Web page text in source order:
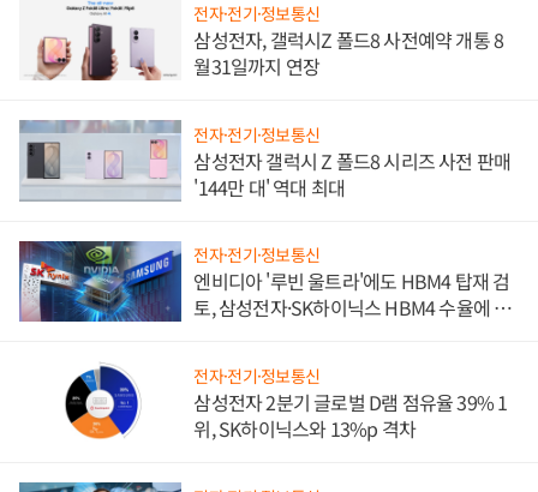
전자·전기·정보통신
삼성전자, 갤럭시Z 폴드8 사전예약 개통 8
월31일까지 연장
전자·전기·정보통신
삼성전자 갤럭시 Z 폴드8 시리즈 사전 판매
'144만 대' 역대 최대
전자·전기·정보통신
엔비디아 '루빈 울트라'에도 HBM4 탑재 검
토, 삼성전자·SK하이닉스 HBM4 수율에 주
전자·전기·정보통신
삼성전자 2분기 글로벌 D램 점유율 39% 1
위, SK하이닉스와 13%p 격차